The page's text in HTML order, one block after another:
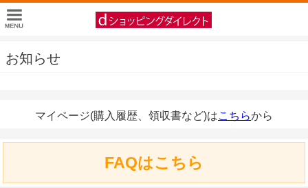
お知らせ
マイページ(購入履歴、領収書など)はこちらから
FAQはこちら